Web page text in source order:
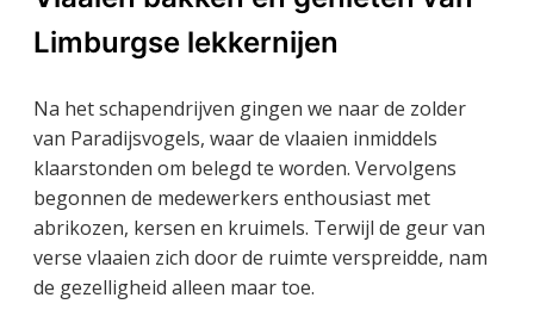
Limburgse lekkernijen
Na het schapendrijven gingen we naar de zolder
van Paradijsvogels, waar de vlaaien inmiddels
klaarstonden om belegd te worden. Vervolgens
begonnen de medewerkers enthousiast met
abrikozen, kersen en kruimels. Terwijl de geur van
verse vlaaien zich door de ruimte verspreidde, nam
de gezelligheid alleen maar toe.